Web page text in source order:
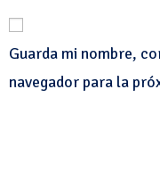
Guarda mi nombre,
navegador para la